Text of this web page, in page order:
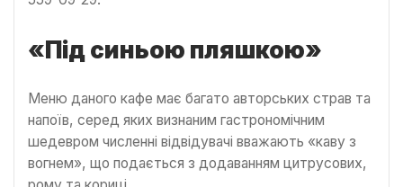
«Під синьою пляшкою»
Меню даного кафе має багато авторських страв та
напоїв, серед яких визнаним гастрономічним
шедевром численні відвідувачі вважають «каву з
вогнем», що подається з додаванням цитрусових,